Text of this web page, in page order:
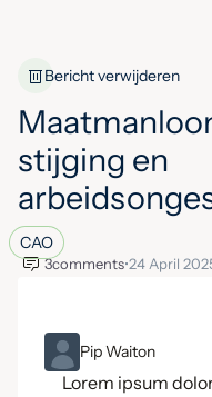
Bericht verwijderen
stijging en
CAO
3comments•24 April
ML Pip Waiton
Lorem ipsum